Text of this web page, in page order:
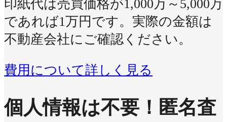
印紙代は売買価格が1,000万～5,000万
であれば1万円です。実際の金額は
不動産会社にご確認ください。
費用について詳しく見る
個人情報は不要！ 匿名査